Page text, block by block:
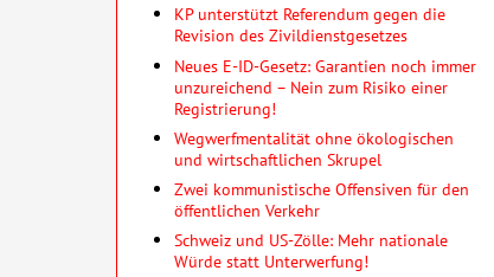
KP unterstützt Referendum gegen die
Revision des Zivildienstgesetzes
Neues E-ID-Gesetz: Garantien noch immer
unzureichend – Nein zum Risiko einer
Registrierung!
Wegwerfmentalität ohne öko­lo­gischen
und wirtschaft­lichen Skrupel
Zwei kommunistische Offensiven für den
öffentlichen Verkehr
Schweiz und US-Zölle: Mehr nationale
Würde statt Unterwerfung!